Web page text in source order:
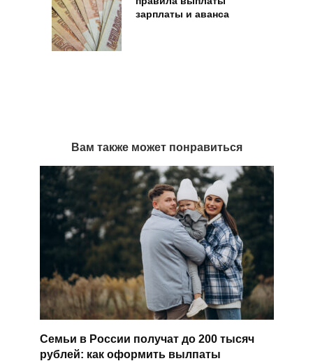
зарплаты и аванса
Вам также может понравиться
Семьи в России получат до 200 тысяч
рублей: как оформить вылпаты